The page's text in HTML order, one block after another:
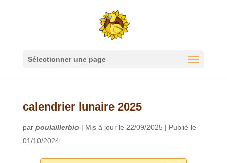
Sélectionner une page
calendrier lunaire 2025
par poulaillerbio | Mis à jour le 22/09/2025 | Publié le
01/10/2024